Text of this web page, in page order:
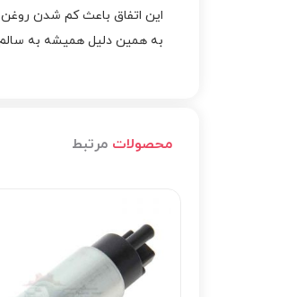
این اتفاق باعث کم شدن
به همین دلیل همیشه به
محصولات مرتبط